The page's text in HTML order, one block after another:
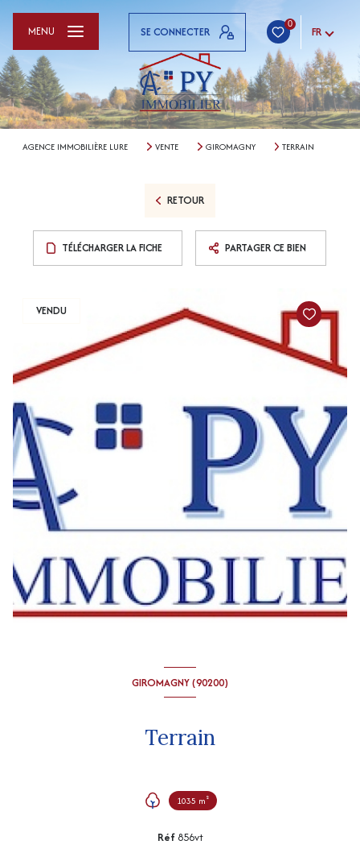
SE CONNECTER
0
FR
MENU
AGENCE IMMOBILIÈRE LURE VENTE GIROMAGNY TERRAIN
RETOUR
TÉLÉCHARGER LA FICHE PARTAGER CE BIEN
VENDU
GIROMAGNY (90200)
Terrain
1035 m²
Réf 856vt